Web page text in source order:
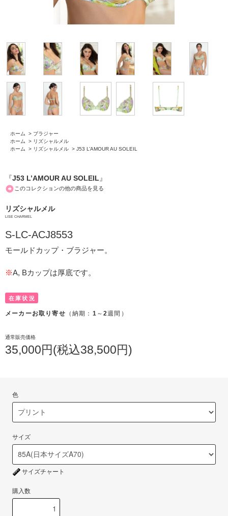
ホーム > ブラジャー
ホーム
> リズシャルメル
ホーム
> リズシャルメル > J53 L’AMOUR AU SOLEIL
『J53 L’AMOUR AU SOLEIL 』
このコレクションの他の商品を見る
リズシャルメル
LISE CHARMEL
S-LC-ACJ8553
モールドカップ・ブラジャー。
※A, Bカップは厚底です。
在庫状況
メーカーお取り寄せ （納期： 1 ～2週間）
通常販売価格
35,000円(税込38,500円)
色
サイズ
サイズチャート
購入数